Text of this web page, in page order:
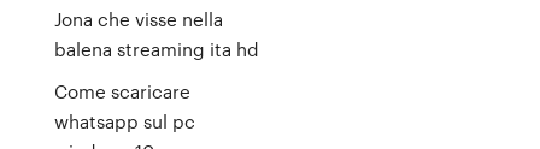
Jona che visse nella
balena streaming ita hd
Come scaricare
whatsapp sul pc